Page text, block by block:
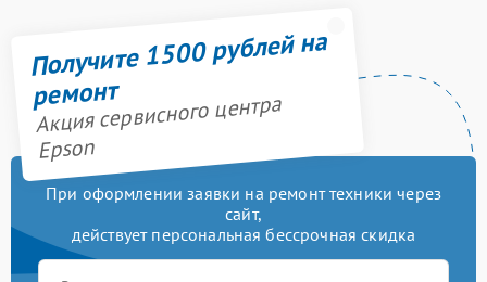
Получите 1500 рублей на
ремонт
Акция сервисного центра
Epson
При оформлении заявки на ремонт техники через
сайт,
действует персональная бессрочная скидка